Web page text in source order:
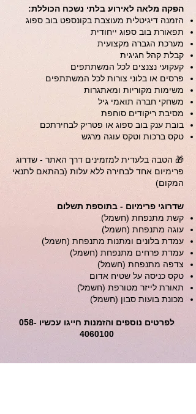
הפקה מלאה לאירוע בלתי נשכח הכוללת:
הזמנה דיגיטלית מעוצבת בקונספט בוב ספוג
תפאורת בוב ספוג ייחודית
מערכת הגברה מקצועית
קבלת קהל חגיגית
קעקועי נצנצים לכל המשתתפים
פרסים או בלוני צורות לכל המשתתפים
משימות מקוריות ומאתגרות
משחקי חברה תואמי גיל
מסיבת ריקודים סוחפת
בובת ענק בוב ספוג או פטריק לבחירתכם
טקס ברכות וטקס עוגה מרגש
🎁 הטבה בלעדית למזמינים דרך האתר - שדרוג
פרימיום אחד לבחירה ללא עלות (בהתאם לתנאי
המקום)
שדרוגי פרימיום - בתוספת תשלום
קשת מתנפחת (חשמל)
עוגה מתנפחת (חשמל)
עמדת בלונים ומתנות מתנפחת (חשמל)
עמדת פרחים מתנפחת (חשמל)
צדפה מתנפחת (חשמל)
טקס כניסה על שטיח אדום
תאורת לייזר מטורפת (חשמל)
מכונת בועות סבון (חשמל)
לפרטים נוספים והזמנות חייגו עכשיו058-
4060100